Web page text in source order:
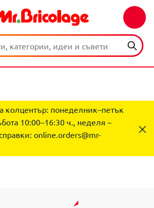
колцентър: понеделник–петък
10:00–16:30 ч., неделя –
online.orders@mr-